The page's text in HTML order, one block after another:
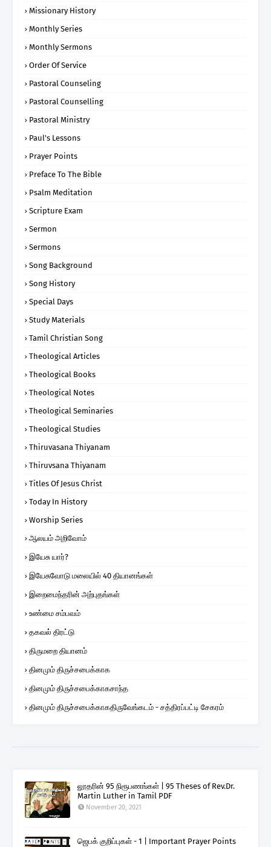
Missionary History
Monthly Series
Monthly Sermons
Order Of Service
Pastoral Counseling
Pastoral Counselling
Pastoral Ministry
Paul's Lessons
Prayer Points
Preface To The Bible
Psalm Meditation
Scripture Exam
Sermon
Sermons
Song Background
Song History
Special Days
Study Materials
Tamil Christian Song
Theological Articles
Theological Books
Theological Notes
Theological Seminaries
Theological Studies
Thiruvasana Thiyanam
Thiruvsana Thiyanam
Titles Of Jesus Christ
Today In History
Worship Series
ஆலயம் அறிவோம்
இயேசு யார்?
இயேசுவோடு மலையில் 40 தியானங்கள்
இறைமைந்தரின் அற்புதங்கள்
உண்மை சம்பவம்
தகவல் திரட்டு
திருமறை தியானம்
தினமும் திருச்சபைக்காக
தினமும் திருச்சபைக்காகசாந்த
தினமும் திருச்சபைக்காகதிருவேங்கடம் - சத்திரப்பட்டி சேகரம்
லூதரின் 95 நிரூபணங்கள் | 95 Theses of Rev.Dr.
Martin Luther in Tamil PDF
November 20, 2021
ஜெபக் குறிப்புகள் - 1 | Important Prayer Points